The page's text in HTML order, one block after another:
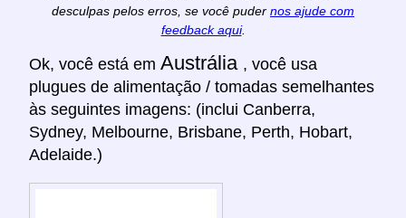
desculpas pelos erros, se você puder nos ajude com
feedback aqui.
Ok, você está em Austrália , você usa
plugues de alimentação / tomadas semelhantes
às seguintes imagens: (inclui Canberra,
Sydney, Melbourne, Brisbane, Perth, Hobart,
Adelaide.)